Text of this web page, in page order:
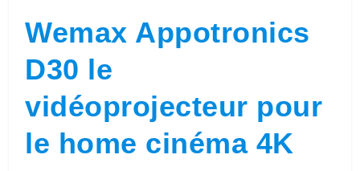
Wemax Appotronics
D30 le
vidéoprojecteur pour
le home cinéma 4K